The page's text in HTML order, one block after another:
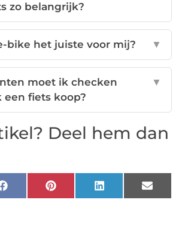
zo belangrijk?
bike het juiste voor mij? ▼
moet ik checken
een fiets koop?
▼
Deel hem dan
FacebookPinterestLinkedIn Email